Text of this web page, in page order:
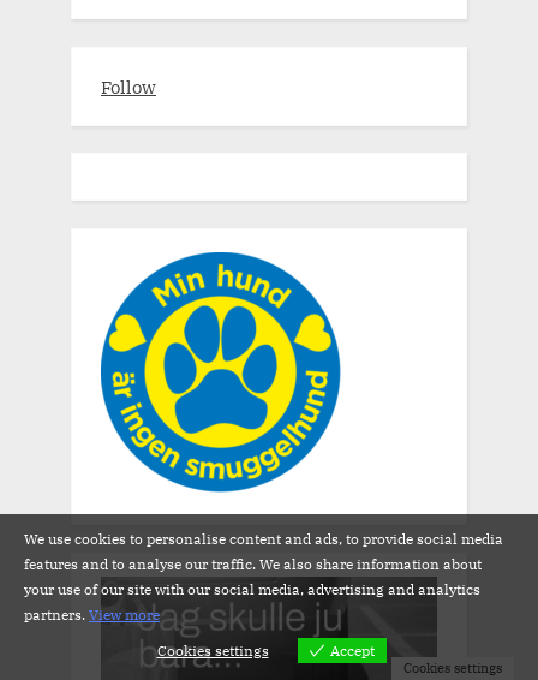
Follow
We use cookies to personalise content and ads, to provide social media
features and to analyse our traffic. We also share information about
your use of our site with our social media, advertising and analytics
partners. View more
Cookies settings
Accept
Cookies settings